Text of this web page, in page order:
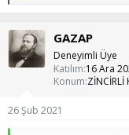
p
k
i
l
e
GAZAP
Deneyimli Üye
Katılım 16 Ara
Konum ZİNCİRLİ
26 Şub 2021